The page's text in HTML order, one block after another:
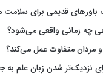
باورهای قدیمی برای
چه زمانی واقعی می‌شود؟
و مردان متفاوت عمل می‌کند؟
نزدیک‌تر شدن زبان علم به